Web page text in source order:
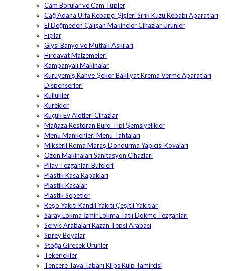
Cam Borular ve Cam Tüpler
Cağ Adana Urfa Kebapçı Şişleri Sırık Kuzu Kebabı Aparatları
El Değmeden Çalışan Makineler Cihazlar Ürünler
Fıçılar
Giysi Banyo ve Mutfak Askıları
Hırdavat Malzemeleri
Kampanyalı Makinalar
Kuruyemiş Kahve Şeker Bakliyat Krema Verme Aparatları
Dispenserleri
Küllükler
Kürekler
Küçük Ev Aletleri Cihazlar
Mağaza Restoran Büro Tipi Şemsiyelikler
Menü Mankenleri Menü Tahtaları
Mikserli Roma Maraş Dondurma Yapıcısı Kovaları
Ozon Makinaları Sanitasyon Cihazları
Pilav Tezgahları Büfeleri
Plastik Kasa Kapakları
Plastik Kasalar
Plastik Sepetler
Reşo Yakıtı Kandil Yakıtı Çeşitli Yakıtlar
Saray Lokma İzmir Lokma Tatlı Dökme Tezgahları
Servis Arabaları Kazan Tepsi Arabası
Sprey Boyalar
Stoğa Girecek Ürünler
Tekerlekler
Tencere Tava Tabanı Klips Kulp Tamircisi